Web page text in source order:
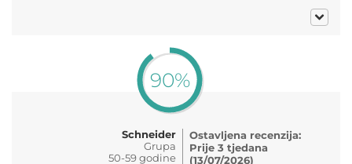
90%
Schneider
Grupa
50-59 godine
Ostavljena recenzija:
Prije 3 tjedana
(13/07/2026)